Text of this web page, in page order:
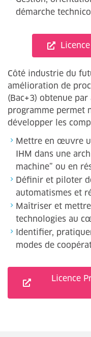
démarche
Côté industrie du
amélioration de
(Bac+3) obtenue
programme permet
développer les
Mettre en œuvre
IHM dans une
machine” ou en
Définir et piloter
automatismes et
Maîtriser et
technologies au
Identifier,
modes de
Licence